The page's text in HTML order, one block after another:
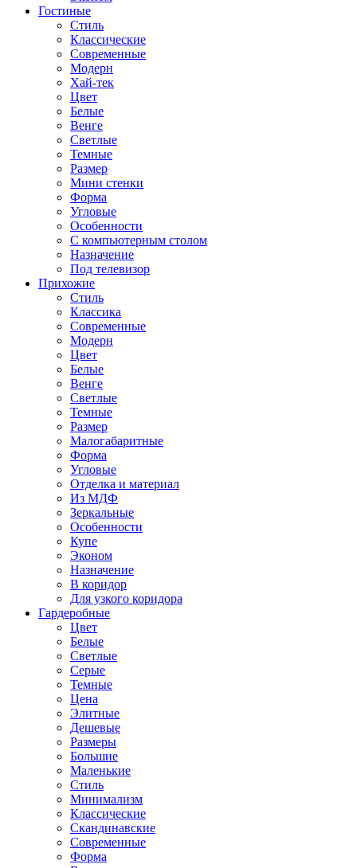
Гостиные
Стиль
Классические
Современные
Модерн
Хай-тек
Цвет
Белые
Венге
Светлые
Темные
Размер
Мини стенки
Форма
Угловые
Особенности
С компьютерным столом
Назначение
Под телевизор
Прихожие
Стиль
Классика
Современные
Модерн
Цвет
Белые
Венге
Светлые
Темные
Размер
Малогабаритные
Форма
Угловые
Отделка и материал
Из МДФ
Зеркальные
Особенности
Купе
Эконом
Назначение
В коридор
Для узкого коридора
Гардеробные
Цвет
Белые
Светлые
Серые
Темные
Цена
Элитные
Дешевые
Размеры
Большие
Маленькие
Стиль
Минимализм
Классические
Скандинавские
Современные
Форма